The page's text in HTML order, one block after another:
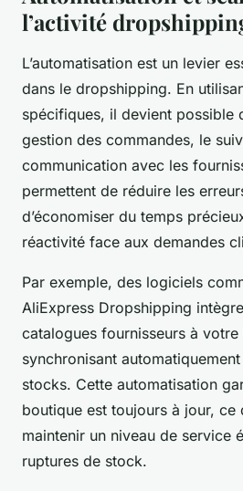
l’activité
L’automatisation est un levier
dans le dropshipping. En
spécifiques, il devient possible
gestion des commandes, le
communication avec les
permettent de réduire les
d’économiser du temps
réactivité face aux demandes
Par exemple, des logiciels
AliExpress Dropshipping
catalogues fournisseurs à
synchronisant
stocks. Cette automatisation
boutique est toujours à jour,
maintenir un niveau de service
ruptures de stock.